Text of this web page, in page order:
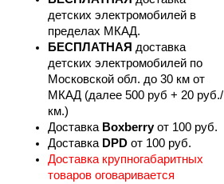
детских электромобилей в
пределах МКАД.
БЕСПЛАТНАЯ доставка
детских электромобилей по
Московской обл. до 30 км от
МКАД (далее 500 руб + 20 руб./
км.)
Доставка Boxberry от 100 руб.
Доставка DPD от 100 руб.
Доставка крупногабаритных
товаров оговаривается